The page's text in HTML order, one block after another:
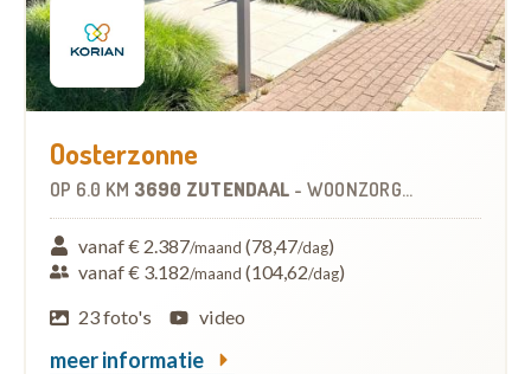
Oosterzonne
OP 6.0 KM 3690 ZUTENDAAL - WOONZORGCENTRUM (WZC)
vanaf € 2.387/maand (78,47/dag)
vanaf € 3.182/maand (104,62/dag)
23 foto's
video
meer informatie